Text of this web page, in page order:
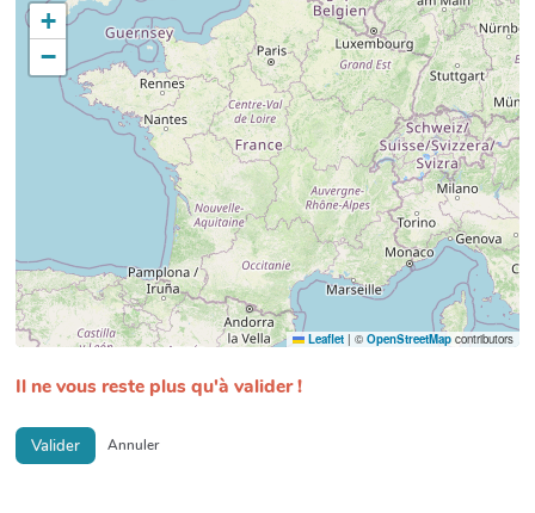
+
−
Leaflet | © OpenStreetMap contributors
Il ne vous reste plus qu'à valider !
Valider Annuler